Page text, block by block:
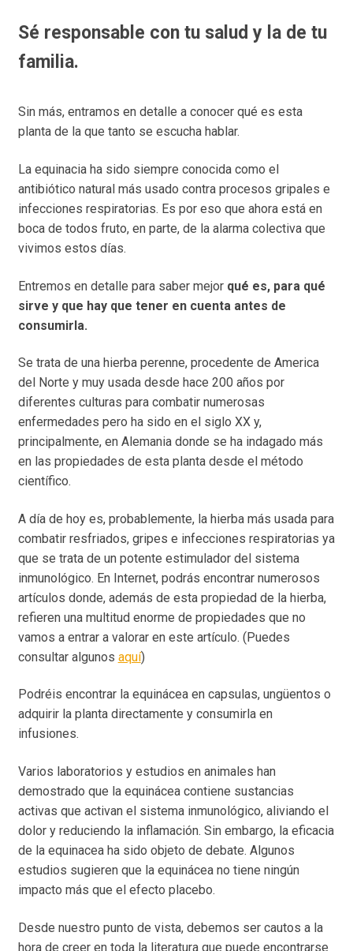
Sé responsable con tu salud y la de tu
familia.
Sin más, entramos en detalle a conocer qué es esta
planta de la que tanto se escucha hablar.
La equinacia ha sido siempre conocida como el
antibiótico natural más usado contra procesos gripales e
infecciones respiratorias. Es por eso que ahora está en
boca de todos fruto, en parte, de la alarma colectiva que
vivimos estos días.
Entremos en detalle para saber mejor qué es, para qué
sirve y que hay que tener en cuenta antes de
consumirla.
Se trata de una hierba perenne, procedente de America
del Norte y muy usada desde hace 200 años por
diferentes culturas para combatir numerosas
enfermedades pero ha sido en el siglo XX y,
principalmente, en Alemania donde se ha indagado más
en las propiedades de esta planta desde el método
científico.
A día de hoy es, probablemente, la hierba más usada para
combatir resfriados, gripes e infecciones respiratorias ya
que se trata de un potente estimulador del sistema
inmunológico. En Internet, podrás encontrar numerosos
artículos donde, además de esta propiedad de la hierba,
refieren una multitud enorme de propiedades que no
vamos a entrar a valorar en este artículo. (Puedes
consultar algunos aquí)
Podréis encontrar la equinácea en capsulas, ungüentos o
adquirir la planta directamente y consumirla en
infusiones.
Varios laboratorios y estudios en animales han
demostrado que la equinácea contiene sustancias
activas que activan el sistema inmunológico, aliviando el
dolor y reduciendo la inflamación. Sin embargo, la eficacia
de la equinacea ha sido objeto de debate. Algunos
estudios sugieren que la equinácea no tiene ningún
impacto más que el efecto placebo.
Desde nuestro punto de vista, debemos ser cautos a la
hora de creer en toda la literatura que puede encontrarse